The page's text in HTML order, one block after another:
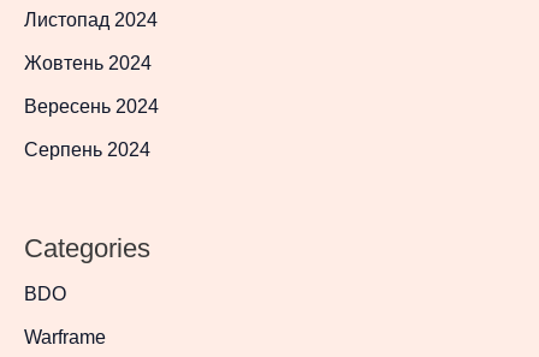
Листопад 2024
Жовтень 2024
Вересень 2024
Серпень 2024
Categories
BDO
Warframe